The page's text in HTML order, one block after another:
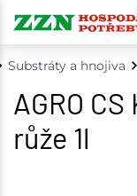
Substráty a hnojiva
AGRO
růže 1l